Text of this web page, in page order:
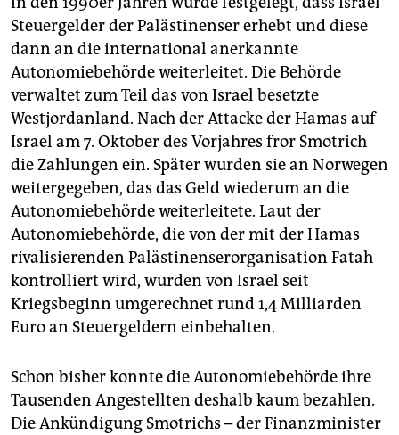
Steuergelder der Palästinenser erhebt und diese
dann an die international anerkannte
Autonomiebehörde weiterleitet. Die Behörde
verwaltet zum Teil das von Israel besetzte
Westjordanland. Nach der Attacke der Hamas auf
Israel am 7. Oktober des Vorjahres fror Smotrich
die Zahlungen ein. Später wurden sie an Norwegen
weitergegeben, das das Geld wiederum an die
Autonomiebehörde weiterleitete. Laut der
Autonomiebehörde, die von der mit der Hamas
rivalisierenden Palästinenserorganisation Fatah
kontrolliert wird, wurden von Israel seit
Kriegsbeginn umgerechnet rund 1,4 Milliarden
Euro an Steuergeldern einbehalten.
Schon bisher konnte die Autonomiebehörde ihre
Tausenden Angestellten deshalb kaum bezahlen.
Die Ankündigung Smotrichs – der Finanzminister